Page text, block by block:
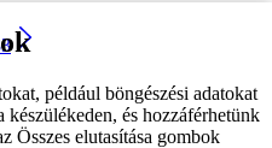
például böngészési adatokat
és hozzáférhetünk
Összes elutasítása gombok